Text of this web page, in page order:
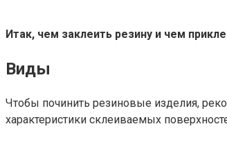
Итак, чем заклеить резину и чем
Виды
Чтобы починить резиновые изделия,
характеристики склеиваемых